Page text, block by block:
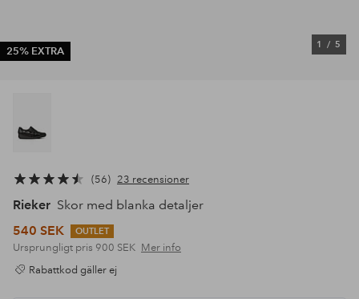
25% EXTRA
1 / 5
56 23 recensioner
Rieker Skor med blanka detaljer
540 SEK
OUTLET
Ursprungligt pris 900 SEK Mer info
Rabattkod gäller ej